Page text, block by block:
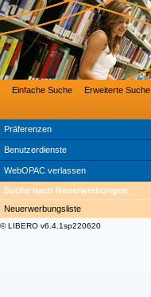
Präferenzen
Benutzerdienste
WebOPAC verlassen
Einfache Suche Erweiterte Suche
Suche nach Neuerwerbungen
Neuerwerbungsliste
© LIBERO v6.4.1sp220620